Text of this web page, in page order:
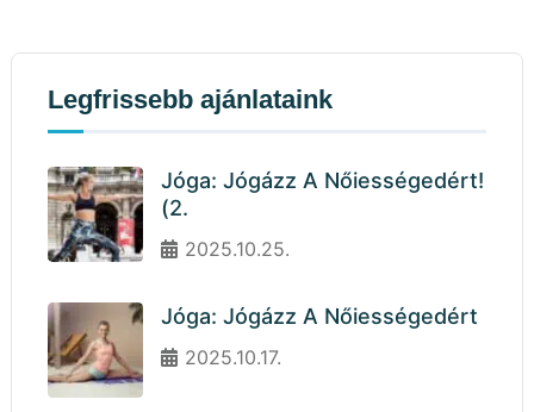
Legfrissebb ajánlataink
Jóga: Jógázz A Nőiességedért!
(2.
2025.10.25.
Jóga: Jógázz A Nőiességedért
2025.10.17.